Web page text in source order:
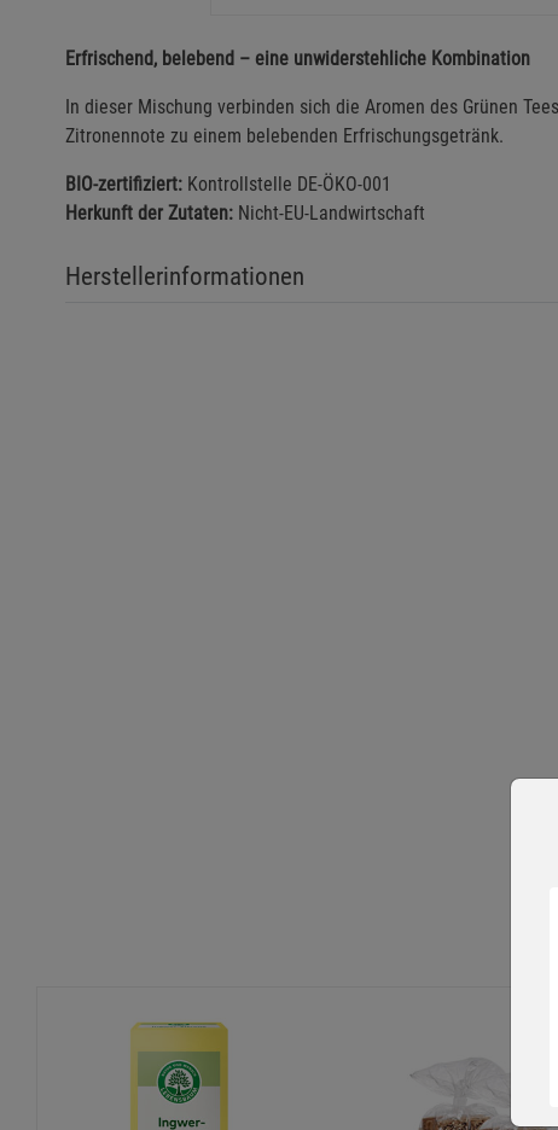
Erfrischend, belebend – eine unwiderstehliche Kombination
In dieser Mischung verbinden sich die Aromen des Grünen
Zitronennote zu einem belebenden Erfrischungsgetränk.
BIO-zertifiziert: Kontrollstelle DE-ÖKO-001
Herkunft der Zutaten: Nicht-EU-Landwirtschaft
Herstellerinformationen